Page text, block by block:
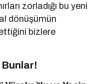
zorladığı bu yeni
dönüşümün
bizlere